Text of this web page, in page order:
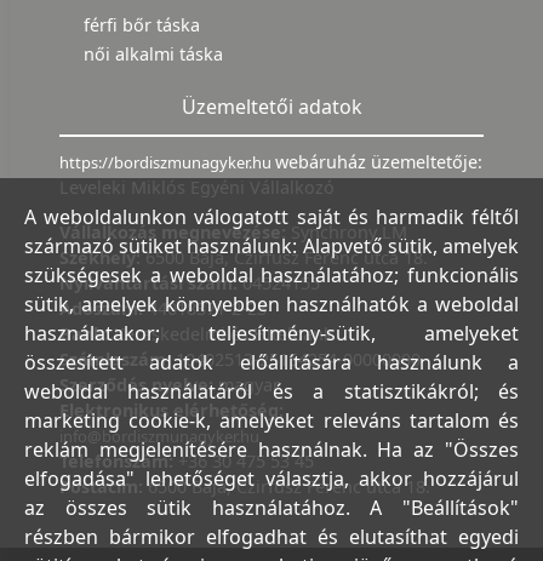
férfi bőr táska
női alkalmi táska
Üzemeltetői adatok
https://bordiszmunagyker.hu webáruház üzemeltetője:
Leveleki Miklós Egyéni Vállalkozó
Vállalkozás megnevezése: Synchrony LM
Székhely:6500 Baja, Czirfusz Ferenc utca 18.
Nyilvántartási szám:04524155
Adószám:44018371-2-23
Bank:Kereskedelmi és Hitelbank
Számlaszám:10402513-25154254-00000000
Szerződés nyelve:magyar
Elektronikus elérhetőség:
info@bordiszmunagyker.hu
Telefonszám: +36 30 475 53 45
Postacím:6500 Baja, Czirfusz Ferenc utca 18.
A weboldalunkon válogatott saját és harmadik féltől
származó sütiket használunk: Alapvető sütik, amelyek
szükségesek a weboldal használatához; funkcionális
sütik, amelyek könnyebben használhatók a weboldal
használatakor; teljesítmény-sütik, amelyeket
összesített adatok előállítására használunk a
weboldal használatáról és a statisztikákról; és
marketing cookie-k, amelyeket releváns tartalom és
reklám megjelenítésére használnak. Ha az "Összes
elfogadása" lehetőséget választja, akkor hozzájárul
az összes sütik használatához. A "Beállítások"
részben bármikor elfogadhat és elutasíthat egyedi